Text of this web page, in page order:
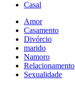
Casal
Amor
Casamento
Divórcio
marido
Namoro
Relacionamento
Sexualidade